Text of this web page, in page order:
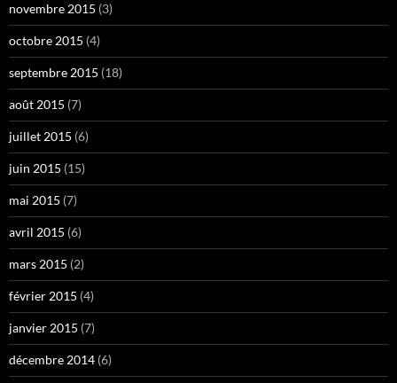
novembre 2015 (3)
octobre 2015 (4)
septembre 2015 (18)
août 2015 (7)
juillet 2015 (6)
juin 2015 (15)
mai 2015 (7)
avril 2015 (6)
mars 2015 (2)
février 2015 (4)
janvier 2015 (7)
décembre 2014 (6)